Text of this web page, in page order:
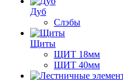
Дуб
Слэбы
Щиты
ЩИТ 18мм
ЩИТ 40мм